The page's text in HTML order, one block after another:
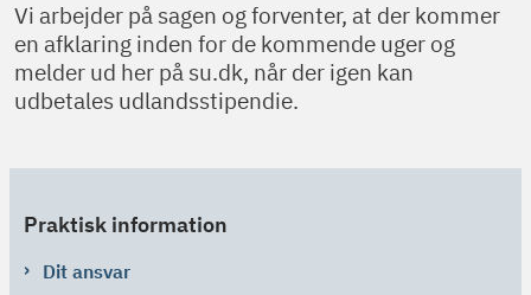
Vi arbejder på sagen og forventer, at der kommer
en afklaring inden for de kommende uger og
melder ud her på su.dk, når der igen kan
udbetales udlandsstipendie.
Praktisk information
Dit ansvar